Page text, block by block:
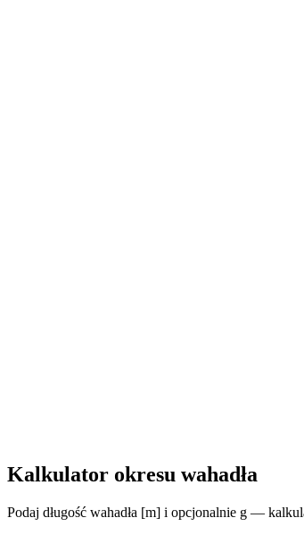
Kalkulator okresu wahadła
Podaj długość wahadła [m] i opcjonalnie g —